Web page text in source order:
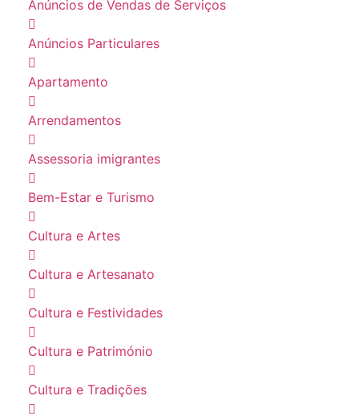
Anúncios de Vendas de Serviços
Anúncios Particulares
Apartamento
Arrendamentos
Assessoria imigrantes
Bem-Estar e Turismo
Cultura e Artes
Cultura e Artesanato
Cultura e Festividades
Cultura e Património
Cultura e Tradições